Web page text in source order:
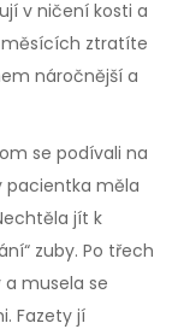
v ničení kosti a
měsících ztratíte
náročnější a
se podívali na
pacientka měla
jít k
zuby. Po třech
musela se
Fazety jí